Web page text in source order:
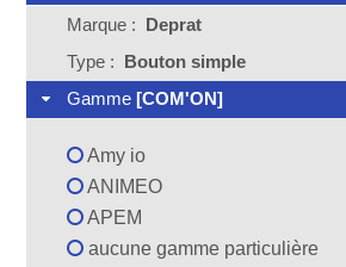
Marque : Deprat
Type : Bouton simple
Gamme [COM'ON]
Amy io
ANIMEO
APEM
aucune gamme particulière